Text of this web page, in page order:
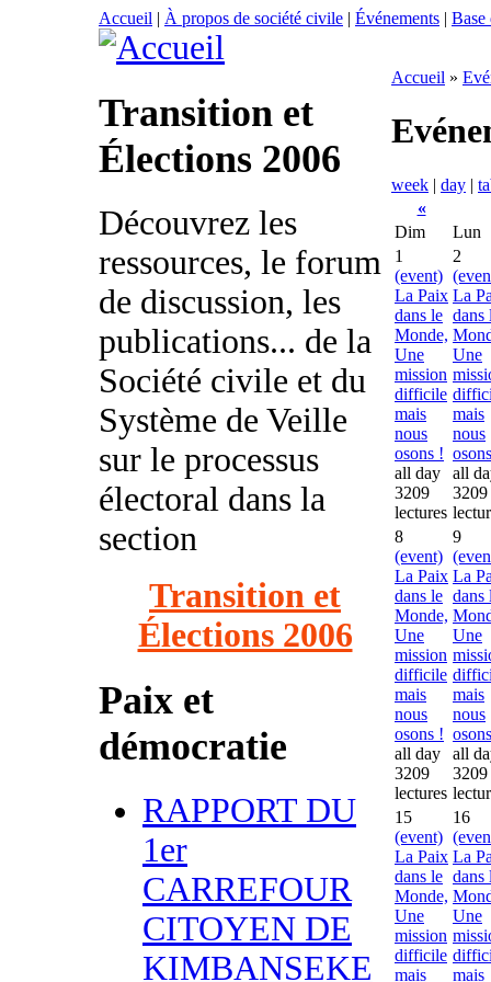
Accueil | À propos de société civile | Événements | Base
Transition et
Élections 2006
Découvrez les
ressources, le forum
de discussion, les
publications... de la
Société civile et du
Système de Veille
sur le processus
électoral dans la
section
Transition et
Élections 2006
Paix et
démocratie
RAPPORT DU
1er
CARREFOUR
CITOYEN DE
KIMBANSEKE
Accueil »
week | day |
«
Dim
Lun
1
(event)
La Paix
dans le
Monde,
Une
mission
difficile
mais
nous
osons !
all day
3209
lectures
2
La
dans
Une
mais
nous
all
3209
8
(event)
La Paix
dans le
Monde,
Une
mission
difficile
mais
nous
osons !
all day
3209
lectures
9
La
dans
Une
mais
nous
all
3209
15
(event)
La Paix
dans le
Monde,
Une
mission
difficile
mais
16
La
dans
Une
mais